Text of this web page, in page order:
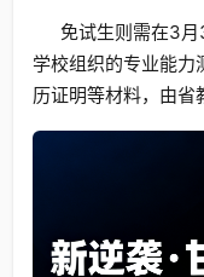
免试生则需在3
学校组织的专业能力
历证明等材料，由省